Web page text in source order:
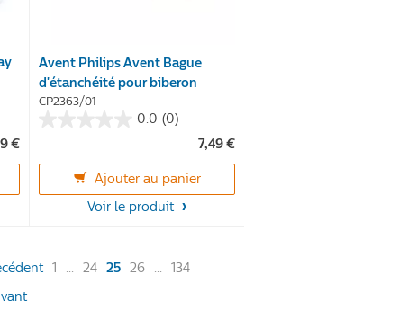
€
Avent Philips Avent Bague
d'étanchéité pour biberon
CP2363/01
0.0 (0)
5
étoiles.
7,49 €
Ajouter au panier
Voir le produit
1 ... 24 25(current)
26 ...
134